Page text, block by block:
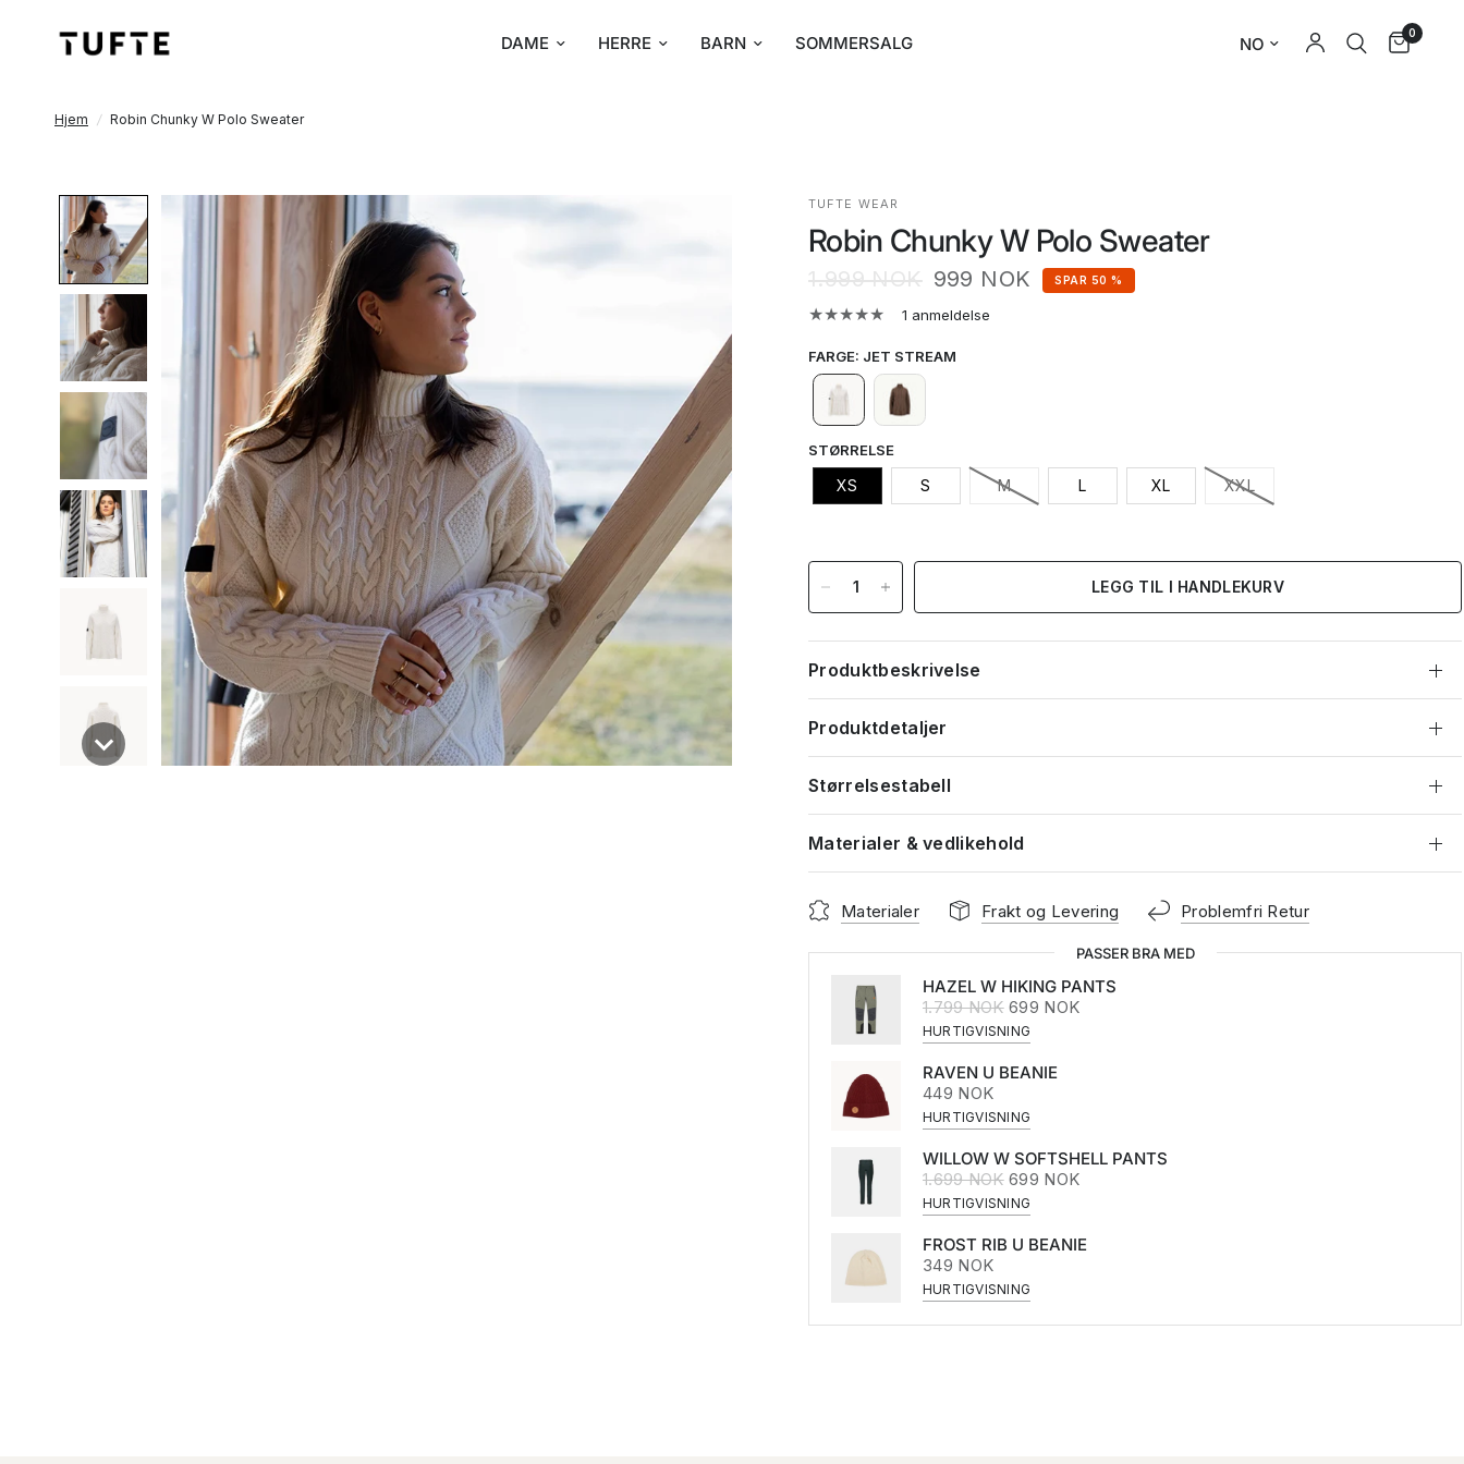
DAME HERRE BARN SOMMERSALG 0
Hjem / Robin Chunky W Polo Sweater
TUFTE WEAR
Robin Chunky W Polo Sweater
1.999 NOK 999 NOK SPAR 50 %
1 anmeldelse
FARGE: JET STREAM
STØRRELSE
XS S M L XL XXL
LEGG TIL I HANDLEKURV
Produktbeskrivelse
Produktdetaljer
Størrelsestabell
Materialer & vedlikehold
Materialer Frakt og Levering Problemfri Retur
PASSER BRA MED
HAZEL W HIKING PANTS
1.799 NOK 699 NOK
HURTIGVISNING
RAVEN U BEANIE
449 NOK
HURTIGVISNING
WILLOW W SOFTSHELL PANTS
1.699 NOK 699 NOK
HURTIGVISNING
FROST RIB U BEANIE
349 NOK
HURTIGVISNING